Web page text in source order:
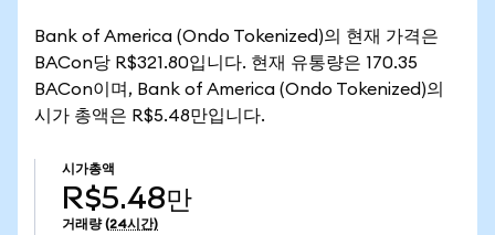
Bank of America (Ondo Tokenized)의 현재 가격은
BACon당 R$321.80입니다. 현재 유통량은 170.35
BACon이며, Bank of America (Ondo Tokenized)의
시가 총액은 R$5.48만입니다.
시가총액
R$5.48만
거래량 (24시간)